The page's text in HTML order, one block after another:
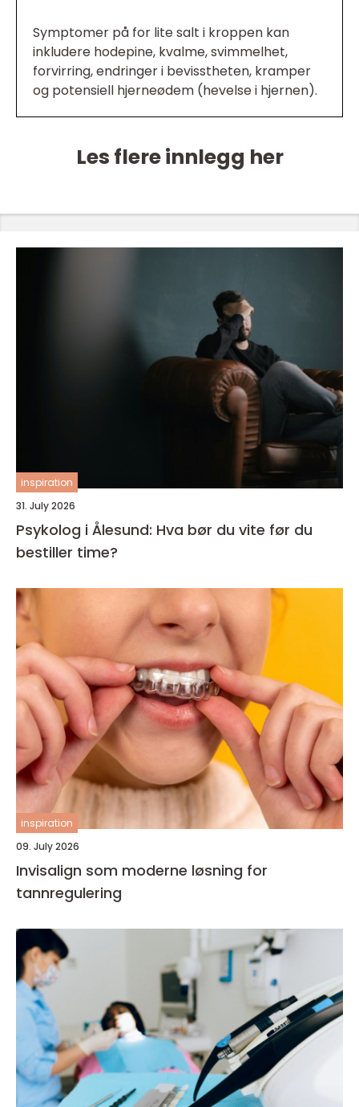
Symptomer på for lite salt i kroppen kan
inkludere hodepine, kvalme, svimmelhet,
forvirring, endringer i bevisstheten, kramper
og potensiell hjerneødem (hevelse i hjernen).
Les flere innlegg her
inspiration
31. July 2026
Psykolog i Ålesund: Hva bør du vite før du
bestiller time?
inspiration
09. July 2026
Invisalign som moderne løsning for
tannregulering